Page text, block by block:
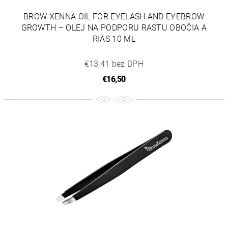
BROW XENNA OIL FOR EYELASH AND EYEBROW
GROWTH – OLEJ NA PODPORU RASTU OBOČIA A
RIAS 10 ML
€13,41 bez DPH
€16,50